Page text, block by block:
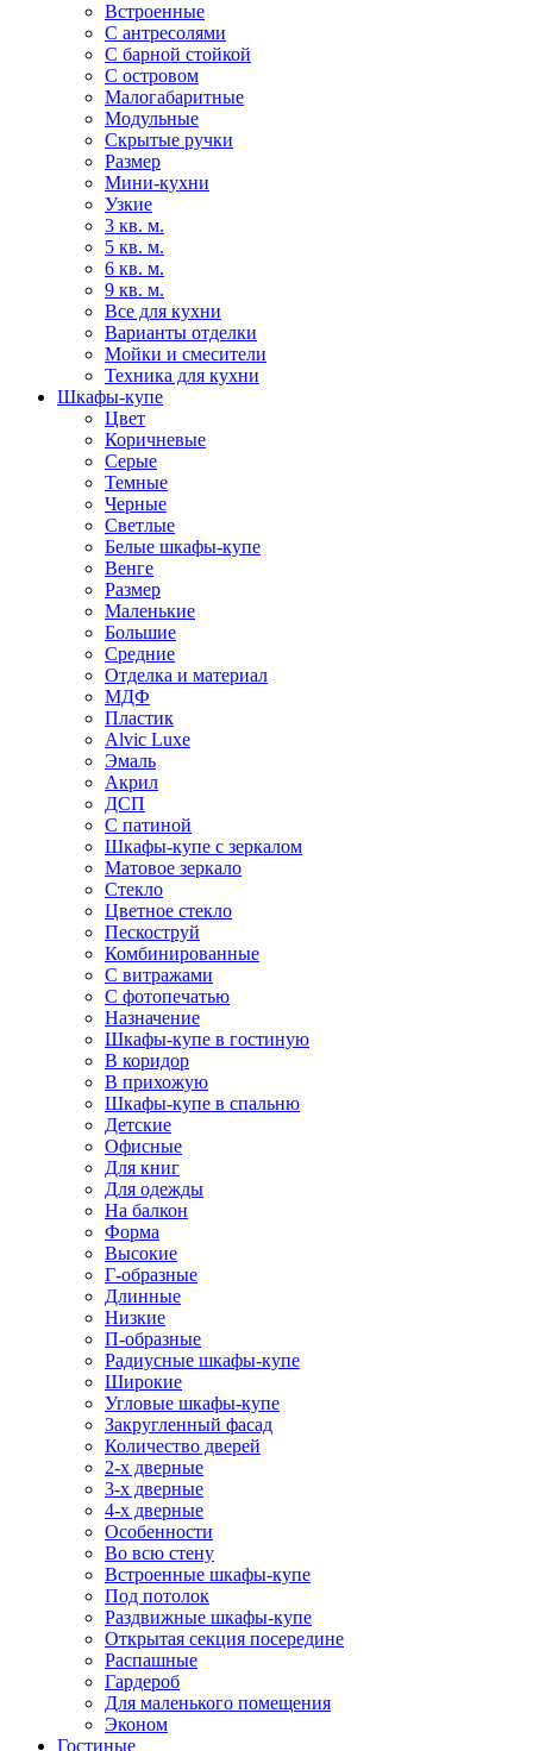
Встроенные
С антресолями
С барной стойкой
С островом
Малогабаритные
Модульные
Скрытые ручки
Размер
Мини-кухни
Узкие
3 кв. м.
5 кв. м.
6 кв. м.
9 кв. м.
Все для кухни
Варианты отделки
Мойки и смесители
Техника для кухни
Шкафы-купе
Цвет
Коричневые
Серые
Темные
Черные
Светлые
Белые шкафы-купе
Венге
Размер
Маленькие
Большие
Средние
Отделка и материал
МДФ
Пластик
Alvic Luxe
Эмаль
Акрил
ДСП
С патиной
Шкафы-купе с зеркалом
Матовое зеркало
Стекло
Цветное стекло
Пескоструй
Комбинированные
С витражами
С фотопечатью
Назначение
Шкафы-купе в гостиную
В коридор
В прихожую
Шкафы-купе в спальню
Детские
Офисные
Для книг
Для одежды
На балкон
Форма
Высокие
Г-образные
Длинные
Низкие
П-образные
Радиусные шкафы-купе
Широкие
Угловые шкафы-купе
Закругленный фасад
Количество дверей
2-х дверные
3-х дверные
4-х дверные
Особенности
Во всю стену
Встроенные шкафы-купе
Под потолок
Раздвижные шкафы-купе
Открытая секция посередине
Распашные
Гардероб
Для маленького помещения
Эконом
Гостиные